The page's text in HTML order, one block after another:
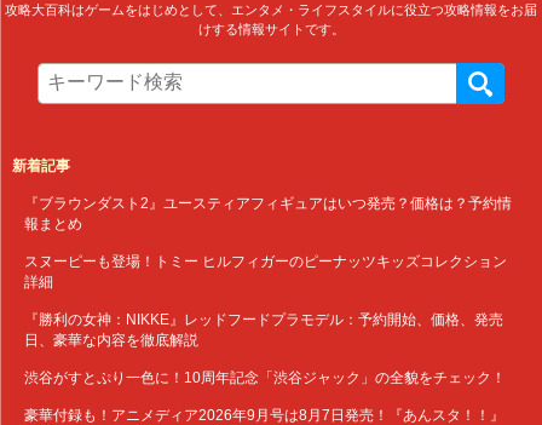
攻略大百科はゲームをはじめとして、エンタメ・ライフスタイルに役立つ攻略情報をお届
けする情報サイトです。
新着記事
『ブラウンダスト2』ユースティアフィギュアはいつ発売？価格は？予約情
報まとめ
スヌーピーも登場！トミー ヒルフィガーのピーナッツキッズコレクション
詳細
『勝利の女神：NIKKE』レッドフードプラモデル：予約開始、価格、発売
日、豪華な内容を徹底解説
渋谷がすとぷり一色に！10周年記念「渋谷ジャック」の全貌をチェック！
豪華付録も！アニメディア2026年9月号は8月7日発売！『あんスタ！！』